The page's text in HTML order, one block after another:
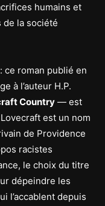
humains et
de la société
ce roman publié en
à l’auteur H.P.
Country — est
est un nom
de Providence
racistes
le choix du titre
dépeindre les
l’accablent depuis